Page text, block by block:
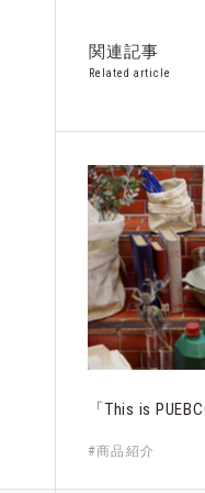
関連記事
Related article
「This is
#商品紹介